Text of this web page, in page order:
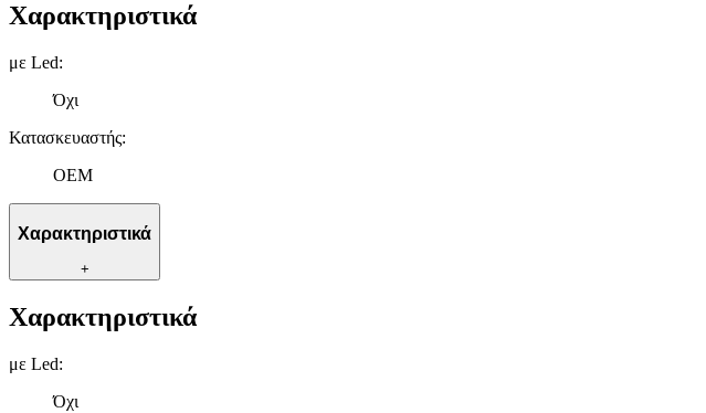
Χαρακτηριστικά
με Led:
Όχι
Κατασκευαστής:
OEM
Χαρακτηριστικά
+
Χαρακτηριστικά
με Led:
Όχι